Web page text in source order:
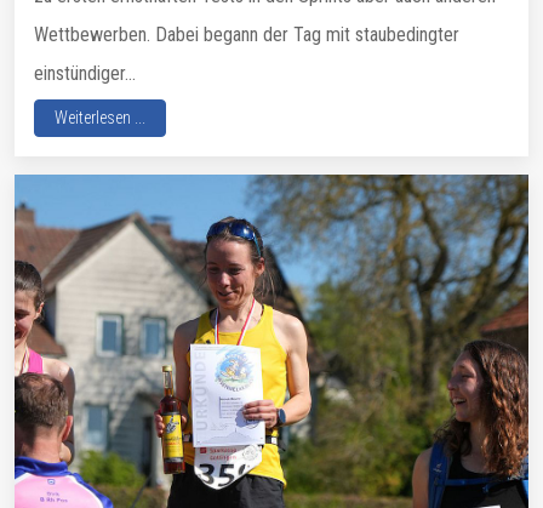
Wettbewerben. Dabei begann der Tag mit staubedingter
einstündiger...
Weiterlesen ...